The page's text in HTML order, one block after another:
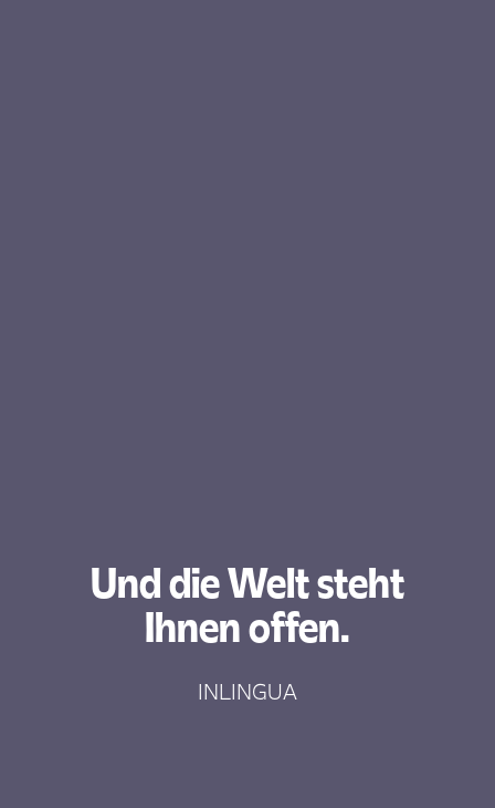
Und die Welt steht
Ihnen offen.
INLINGUA